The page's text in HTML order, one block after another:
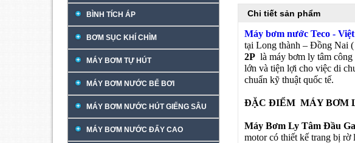
BÌNH TÍCH ÁP
BƠM SỤC KHÍ CHÌM
MÁY BƠM TỰ HÚT
MÁY BƠM NƯỚC BỂ BƠI
MÁY BƠM NƯỚC HÚT GIẾNG SÂU
MÁY BƠM NƯỚC ĐẨY CAO
Chi tiết sản phẩm
Máy bơm nước Teco -
tại Long thành – Đồng Nai (
2P là máy bơm ly tâm
lớn và tiện lợi cho việc di
chuẩn kỹ thuật quốc tế.
ĐẶC ĐIỂM MÁY BƠM
Máy Bơm Ly Tâm Đầu
motor có thiết kế trang bị